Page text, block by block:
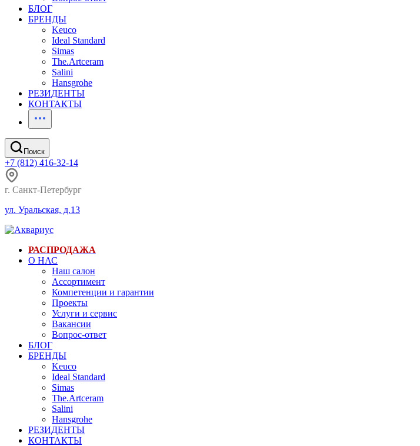
БЛОГ
БРЕНДЫ
Keuco
Ideal Standard
Simas
The.Artceram
Salini
Hansgrohe
РЕЗИДЕНТЫ
КОНТАКТЫ
Поиск
+7 (812) 416-32-14
г. Санкт-Петербург
ул. Уральская, д.13
РАСПРОДАЖА
О НАС
Наш салон
Ассортимент
Компетенции и гарантии
Проекты
Услуги и сервис
Вакансии
Вопрос-ответ
БЛОГ
БРЕНДЫ
Keuco
Ideal Standard
Simas
The.Artceram
Salini
Hansgrohe
РЕЗИДЕНТЫ
КОНТАКТЫ